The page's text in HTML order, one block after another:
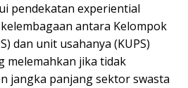
pendekatan experiential
antara Kelompok
dan unit usahanya (KUPS)
melemahkan jika tidak
jangka panjang sektor swasta